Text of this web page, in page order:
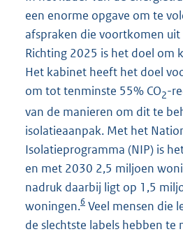
een enorme opgave om te
afspraken die voortkomen
Richting 2025 is het doel om
Het kabinet heeft het doel
om tot tenminste 55% CO2-
van de manieren om dit te
isolatieaanpak. Met het
Isolatieprogramma (NIP) is
en met 2030 2,5 miljoen
nadruk daarbij ligt op 1,5
woningen.6 Veel mensen die
de slechtste labels hebben te